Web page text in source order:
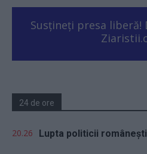
Susțineți presa
24 de ore
20.26 Lupta politicii